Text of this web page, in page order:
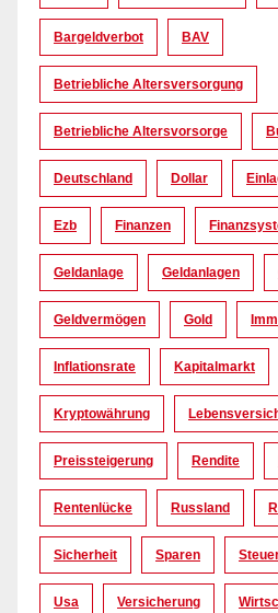
Bargeldverbot BAV
Betriebliche Altersversorgung
Betriebliche Altersvorsorge
Deutschland Dollar
Ezb Finanzen
Geldanlage Geldanlagen
Geldvermögen Gold
Inflationsrate Kapitalmarkt
Kryptowährung
Preissteigerung Rendite
Rentenlücke Russland
Sicherheit Sparen
Usa Versicherung